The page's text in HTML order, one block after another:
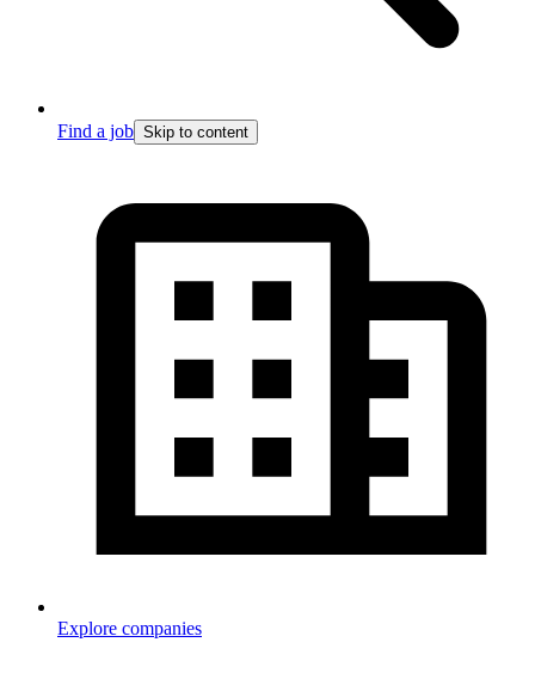
Find a job Skip to content
Explore companies